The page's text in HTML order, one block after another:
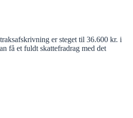
er steget til 36.600 kr. i
få et fuldt skattefradrag med det